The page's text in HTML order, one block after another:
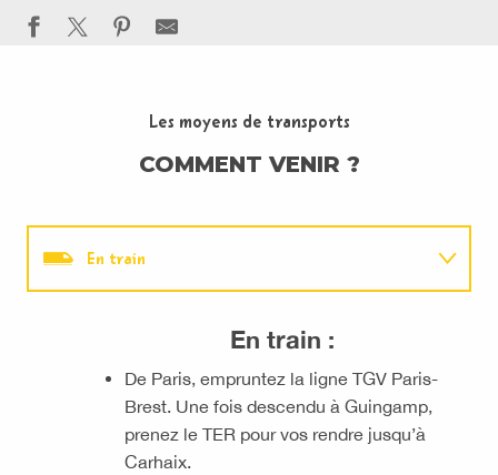
Les moyens de transports
COMMENT VENIR ?
En train
Transports Vélo
En voiture
En train :
De Paris, empruntez la ligne TGV Paris-
Brest. Une fois descendu à Guingamp,
prenez le TER pour vos rendre jusqu’à
Carhaix.